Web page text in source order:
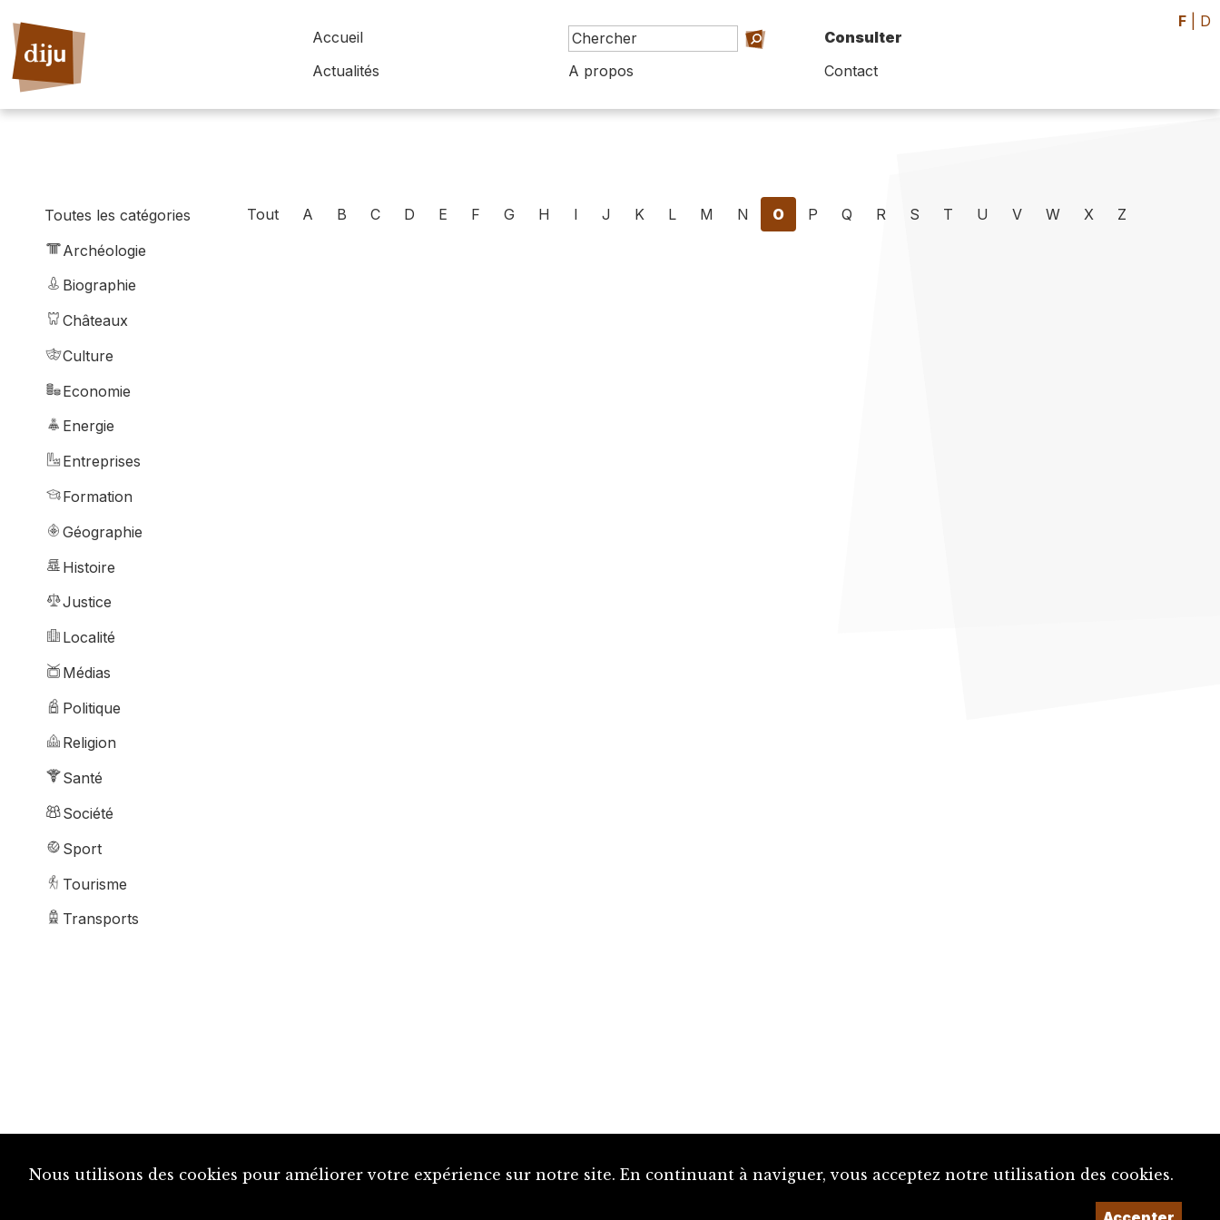
Accueil
Consulter
Actualités
A propos Contact
F D
Toutes les catégories
Archéologie
Biographie
Châteaux
Culture
Economie
Energie
Entreprises
Formation
Géographie
Histoire
Justice
Localité
Médias
Politique
Religion
Santé
Société
Sport
Tourisme
Transports
Tout A B C D E F G H I J K L M N O P Q R S T U V W X Z
Nous utilisons des cookies pour améliorer votre expérience sur notre site. En continuant à naviguer, vous acceptez notre utilisation des cookies.